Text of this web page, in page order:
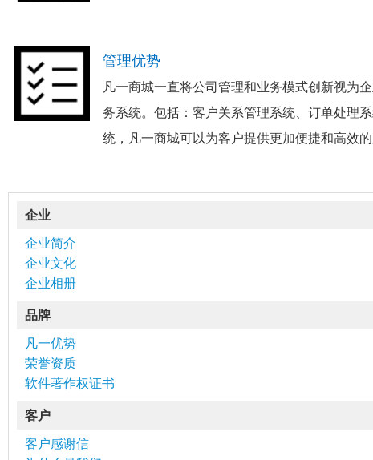
管理优势
凡一商城一直将公司管理和业务模式创新视为
务系统。包括：客户关系管理系统、订单处理
统，凡一商城可以为客户提供更加便捷和高效的
企业
企业简介
企业文化
企业相册
品牌
凡一优势
荣誉资质
软件著作权证书
客户
客户感谢信